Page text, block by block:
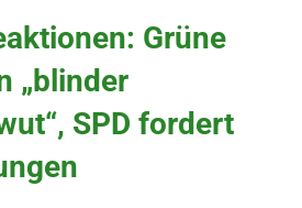
Grüne
„blinder
SPD fordert